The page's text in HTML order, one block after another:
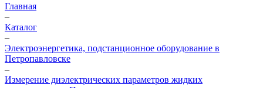
Главная
–
Каталог
–
Электроэнергетика, подстанционное оборудование в
Петропавловске
–
Измерение диэлектрических параметров жидких